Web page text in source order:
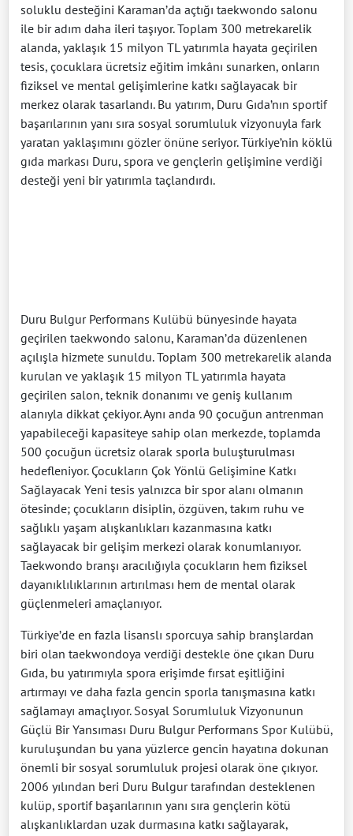
soluklu desteğini Karaman’da açtığı taekwondo salonu
ile bir adım daha ileri taşıyor. Toplam 300 metrekarelik
alanda, yaklaşık 15 milyon TL yatırımla hayata geçirilen
tesis, çocuklara ücretsiz eğitim imkânı sunarken, onların
fiziksel ve mental gelişimlerine katkı sağlayacak bir
merkez olarak tasarlandı. Bu yatırım, Duru Gıda’nın sportif
başarılarının yanı sıra sosyal sorumluluk vizyonuyla fark
yaratan yaklaşımını gözler önüne seriyor. Türkiye’nin köklü
gıda markası Duru, spora ve gençlerin gelişimine verdiği
desteği yeni bir yatırımla taçlandırdı.
Duru Bulgur Performans Kulübü bünyesinde hayata
geçirilen taekwondo salonu, Karaman’da düzenlenen
açılışla hizmete sunuldu. Toplam 300 metrekarelik alanda
kurulan ve yaklaşık 15 milyon TL yatırımla hayata
geçirilen salon, teknik donanımı ve geniş kullanım
alanıyla dikkat çekiyor. Aynı anda 90 çocuğun antrenman
yapabileceği kapasiteye sahip olan merkezde, toplamda
500 çocuğun ücretsiz olarak sporla buluşturulması
hedefleniyor. Çocukların Çok Yönlü Gelişimine Katkı
Sağlayacak Yeni tesis yalnızca bir spor alanı olmanın
ötesinde; çocukların disiplin, özgüven, takım ruhu ve
sağlıklı yaşam alışkanlıkları kazanmasına katkı
sağlayacak bir gelişim merkezi olarak konumlanıyor.
Taekwondo branşı aracılığıyla çocukların hem fiziksel
dayanıklılıklarının artırılması hem de mental olarak
güçlenmeleri amaçlanıyor.
Türkiye’de en fazla lisanslı sporcuya sahip branşlardan
biri olan taekwondoya verdiği destekle öne çıkan Duru
Gıda, bu yatırımıyla spora erişimde fırsat eşitliğini
artırmayı ve daha fazla gencin sporla tanışmasına katkı
sağlamayı amaçlıyor. Sosyal Sorumluluk Vizyonunun
Güçlü Bir Yansıması Duru Bulgur Performans Spor Kulübü,
kuruluşundan bu yana yüzlerce gencin hayatına dokunan
önemli bir sosyal sorumluluk projesi olarak öne çıkıyor.
2006 yılından beri Duru Bulgur tarafından desteklenen
kulüp, sportif başarılarının yanı sıra gençlerin kötü
alışkanlıklardan uzak durmasına katkı sağlayarak,